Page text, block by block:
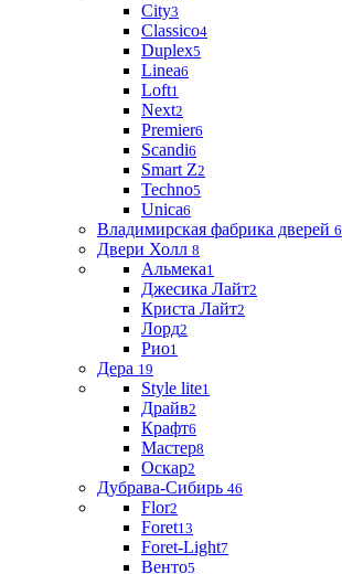
City3
Classico4
Duplex5
Linea6
Loft1
Next2
Premier6
Scandi6
Smart Z2
Techno5
Unica6
Владимирская фабрика дверей 6
Двери Холл 8
Альмека1
Джесика Лайт2
Криста Лайт2
Лорд2
Рио1
Дера 19
Style lite1
Драйв2
Крафт6
Мастер8
Оскар2
Дубрава-Сибирь 46
Flor2
Foret13
Foret-Light7
Венто5